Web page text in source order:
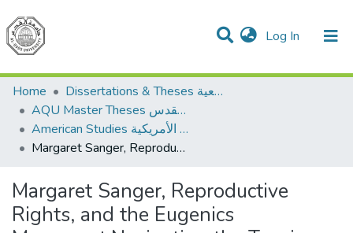
Log In (current)
Communities & Collections
All of DSpace
Home
Dissertations & Theses الرسائل الجامعية
AQU Master Theses الرسائل الجامعية الخاصة بجامعة القدس
American Studies الدراسات الأمريكية
Margaret Sanger, Reproductive Rights, and the Eugenics Movement:Navigating the Tensions Between Feminist Advocacy and Scientific Racism
Margaret Sanger, Reproductive
Rights, and the Eugenics